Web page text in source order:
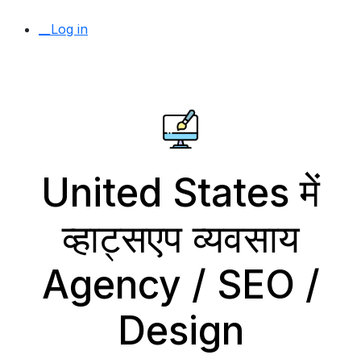
__Log in
United States में
व्हाट्सएप व्यवसाय
Agency / SEO /
Design